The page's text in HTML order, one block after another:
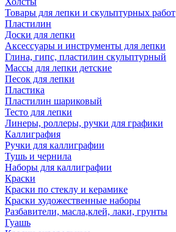
Товары для лепки и скульптурных работ
Пластилин
Доски для лепки
Аксессуары и инструменты для лепки
Глина, гипс, пластилин скульптурный
Массы для лепки детские
Песок для лепки
Пластика
Пластилин шариковый
Тесто для лепки
Линеры, роллеры, ручки для графики
Каллиграфия
Ручки для каллиграфии
Тушь и чернила
Наборы для каллиграфии
Краски
Краски по стеклу и керамике
Краски художественные наборы
Разбавители, масла,клей, лаки, грунты
Гуашь